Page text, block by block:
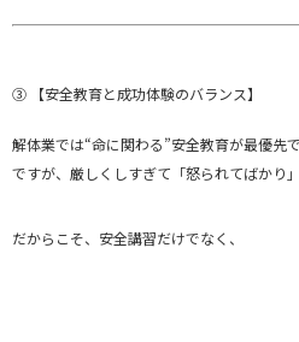
③ 【安全教育と成功体験のバランス】
解体業では“命に関わる”安全教育が最優先で
ですが、厳しくしすぎて「怒られてばかり
だからこそ、安全講習だけでなく、